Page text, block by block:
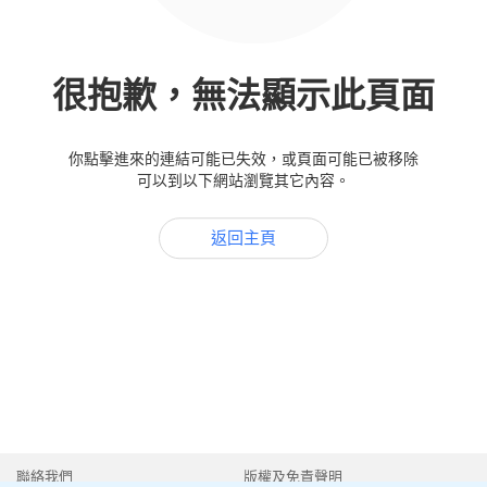
很抱歉，無法顯示此頁面
你點擊進來的連結可能已失效，或頁面可能已被移除
可以到以下網站瀏覽其它內容。
返回主頁
聯絡我們 版權及免責聲明